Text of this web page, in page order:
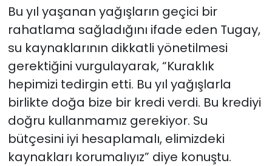
Bu yıl yaşanan yağışların geçici bir
rahatlama sağladığını ifade eden Tugay,
su kaynaklarının dikkatli yönetilmesi
gerektiğini vurgulayarak, “Kuraklık
hepimizi tedirgin etti. Bu yıl yağışlarla
birlikte doğa bize bir kredi verdi. Bu krediyi
doğru kullanmamız gerekiyor. Su
bütçesini iyi hesaplamalı, elimizdeki
kaynakları korumalıyız” diye konuştu.